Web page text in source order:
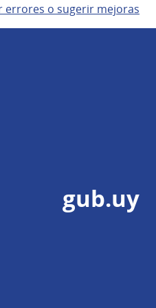
errores o sugerir mejoras
gub.uy